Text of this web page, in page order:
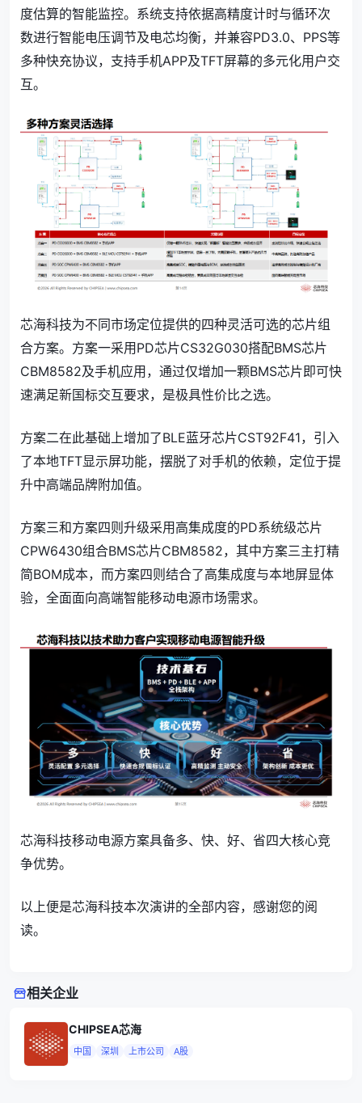
度估算的智能监控。系统支持依据高精度计时与循环次
数进行智能电压调节及电芯均衡，并兼容PD3.0、PPS等
多种快充协议，支持手机APP及TFT屏幕的多元化用户交
互。
芯海科技为不同市场定位提供的四种灵活可选的芯片组
合方案。方案一采用PD芯片CS32G030搭配BMS芯片
CBM8582及手机应用，通过仅增加一颗BMS芯片即可快
速满足新国标交互要求，是极具性价比之选。
方案二在此基础上增加了BLE蓝牙芯片CST92F41，引入
了本地TFT显示屏功能，摆脱了对手机的依赖，定位于提
升中高端品牌附加值。
方案三和方案四则升级采用高集成度的PD系统级芯片
CPW6430组合BMS芯片CBM8582，其中方案三主打精
简BOM成本，而方案四则结合了高集成度与本地屏显体
验，全面面向高端智能移动电源市场需求。
芯海科技移动电源方案具备多、快、好、省四大核心竞
争优势。
以上便是芯海科技本次演讲的全部内容，感谢您的阅
读。
相关企业
CHIPSEA芯海
中国 深圳 上市公司 A股